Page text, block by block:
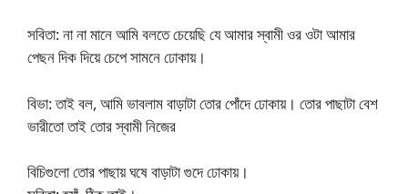
সবিতা: না না মানে আমি বলতে চেয়েছি যে আমার স্বামী ওর ওটা আমার
পেছন দিক দিয়ে চেপে সামনে ঢোকায়।
বিভা: তাই বল, আমি ভাবলাম বাড়াটা তোর পোঁদে ঢোকায়। তোর পাছাটা বেশ
ভারীতো তাই তোর স্বামী নিজের
বিচিগুলো তোর পাছায় ঘষে বাড়াটা গুদে ঢোকায়।